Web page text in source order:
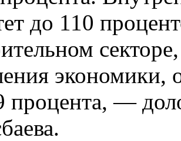
до 110
экономики,
процента, —